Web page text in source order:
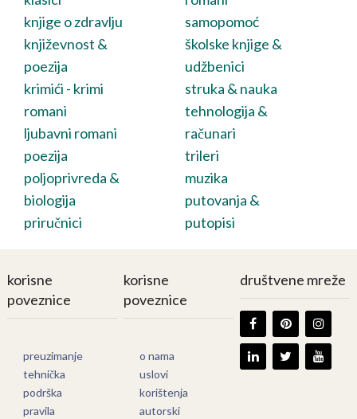
knjige o zdravlju
književnost &
poezija
krimići - krimi
romani
ljubavni romani
poezija
poljoprivreda &
biologija
priručnici
samopomoć
školske knjige &
udžbenici
struka & nauka
tehnologija &
računari
trileri
muzika
putovanja &
putopisi
korisne
poveznice
preuzimanje
tehnička
podrška
pravila
korisne
poveznice
o nama
uslovi
korištenja
autorski
društvene mreže